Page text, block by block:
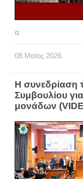
α
08 Μαϊος 2026
Η συνεδρίαση
Συμβουλίου
μονάδων